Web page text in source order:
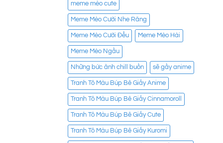
meme mèo cute
Meme Mèo Cười Nhe Răng
Meme Mèo Cười Đểu Meme Mèo Hài
Meme Mèo Ngầu
Những bức ảnh chill buồn sẽ gầy anime
Tranh Tô Màu Búp Bê Giấy Anime
Tranh Tô Màu Búp Bê Giấy Cinnamoroll
Tranh Tô Màu Búp Bê Giấy Cute
Tranh Tô Màu Búp Bê Giấy Kuromi